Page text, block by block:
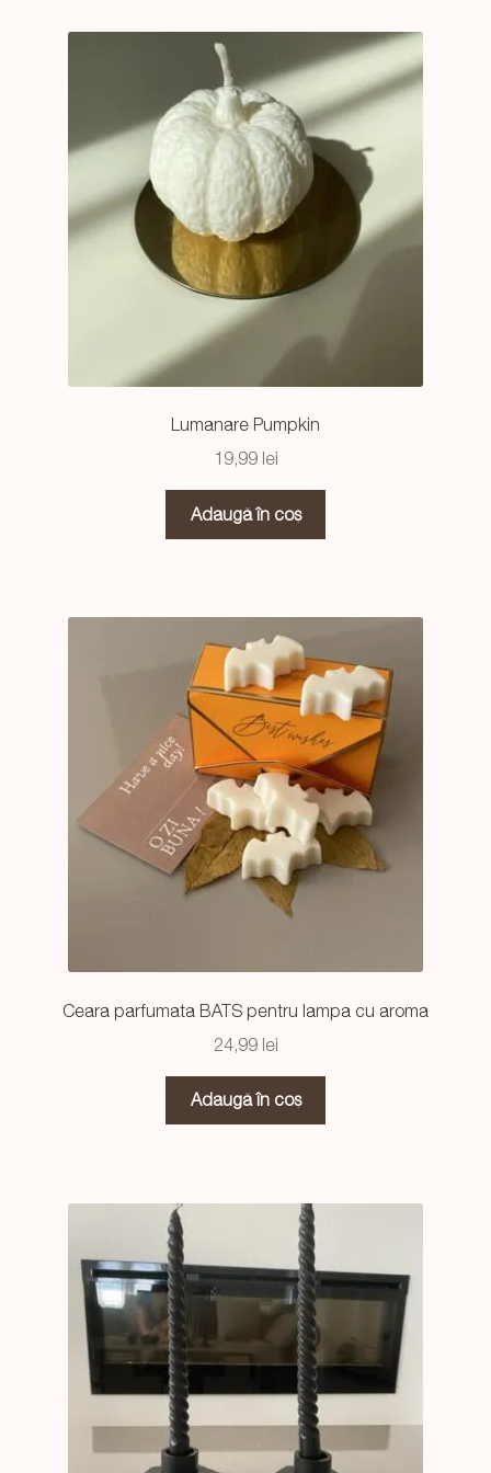
Lumanare Pumpkin
19,99 lei
Adaugă în coș
Ceara parfumata BATS pentru lampa cu aroma
24,99 lei
Adaugă în coș